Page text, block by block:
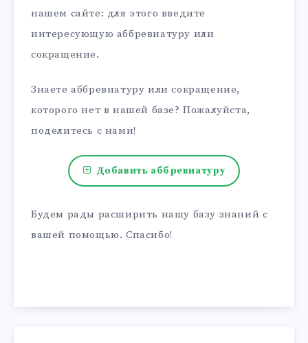
нашем сайте: для этого введите
интересующую аббревиатуру или
сокращение.
Знаете аббревиатуру или сокращение,
которого нет в нашей базе? Пожалуйста,
поделитесь с нами!
Добавить аббревиатуру
Будем рады расширить нашу базу знаний с
вашей помощью. Спасибо!